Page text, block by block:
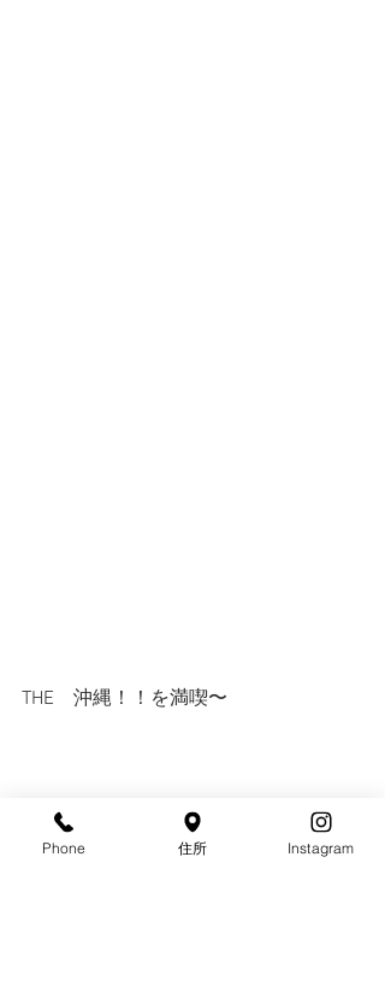
THE　沖縄！！を満喫〜
Lindaのオープン前後から遊びに
Phone 住所 Instagram